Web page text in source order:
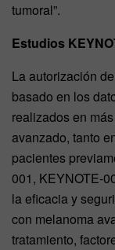
tumoral”.
Estudios
La autorización
basado en los
realizados en
avanzado, tanto
pacientes
001, KEYNOTE-
la eficacia y
con melanoma
tratamiento,